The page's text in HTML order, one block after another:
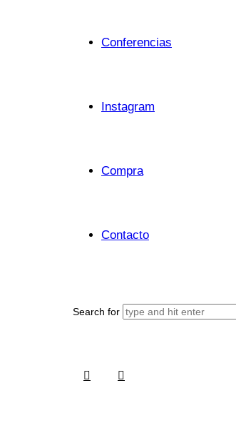
Conferencias
Instagram
Compra
Contacto
Search for